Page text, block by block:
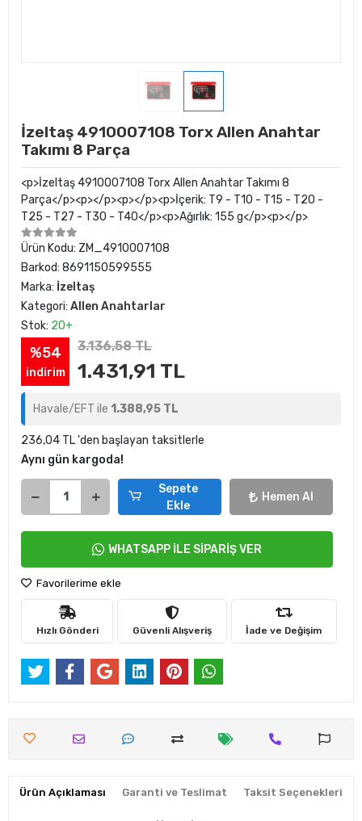
İzeltaş 4910007108 Torx Allen Anahtar
Takımı 8 Parça
<p>İzeltaş 4910007108 Torx Allen Anahtar Takımı 8
Parça</p><p></p><p></p><p>İçerik: T9 - T10 - T15 - T20 -
T25 - T27 - T30 - T40</p><p>Ağırlık: 155 g</p><p></p>
Ürün Kodu: ZM_4910007108
Barkod: 8691150599555
Marka: İzeltaş
Kategori: Allen Anahtarlar
Stok: 20+
%54
indirim
3.136,58 TL
1.431,91 TL
Havale/EFT ile 1.388,95 TL
236,04 TL 'den başlayan taksitlerle
Aynı gün kargoda!
Sepete
Ekle
Hemen Al
WHATSAPP İLE SİPARİŞ VER
Favorilerime ekle
Hızlı Gönderi Güvenli Alışveriş İade ve Değişim
Ürün Açıklaması Garanti ve Teslimat Taksit Seçenekleri